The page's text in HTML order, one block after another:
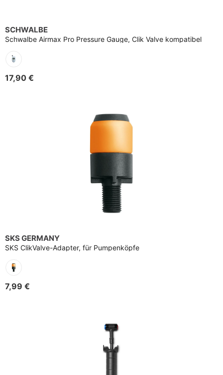
SCHWALBE
Schwalbe Airmax Pro Pressure Gauge, Clik Valve kompatibel
17,90 €
SKS GERMANY
SKS ClikValve-Adapter, für Pumpenköpfe
7,99 €